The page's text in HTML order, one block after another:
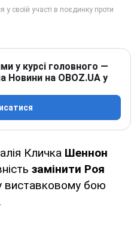
у курсі головного —
Новини на OBOZ.UA у
Кличка Шеннон
замінити Роя
виставковому бою
.